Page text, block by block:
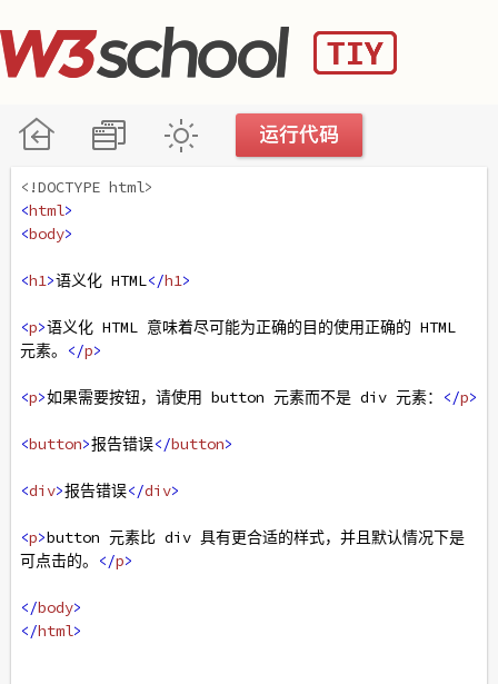
<!DOCTYPE html>
<html>
<body>
<h1>语义化 HTML</h1>
<p>语义化 HTML 意味着尽可能为正确的目的使用正确的 HTML
元素。
</p>
<p>如果需要按钮，请使用 button 元素而不是 div 元素： </p>
<button>报告错误</button>
<div>报告错误</div>
<p>button 元素比 div 具有更合适的样式，并且默认情况下是
可点击的。
</p>
</body>
</html>